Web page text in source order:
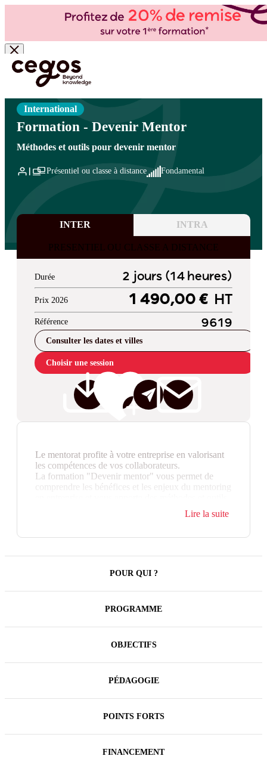
Skip to main content
Vous êtes ici : Accueil >Cegos, organisme de formation à Paris et en régions
professionnelle>Apprentissage et transmission
International
Formation - Devenir Mentor
Méthodes et outils pour devenir mentor
Présentiel ou classe à distance Fondamental
INTER INTRA
PRESENTIEL OU CLASSE A DISTANCE
Durée 2 jours (14 heures)
Prix 2026 1 490,00 € HT
Référence 9619
Consulter les dates et villes
Choisir une session
Le mentorat profite à votre entreprise en valorisant
les compétences de vos collaborateurs.
La formation "Devenir mentor" vous permet de
comprendre les bénéfices et les enjeux du mentoring
éprouvés pour devenir mentor au sein de votre
Lire la suite
POUR QUI ?
PROGRAMME
OBJECTIFS
PÉDAGOGIE
POINTS FORTS
FINANCEMENT